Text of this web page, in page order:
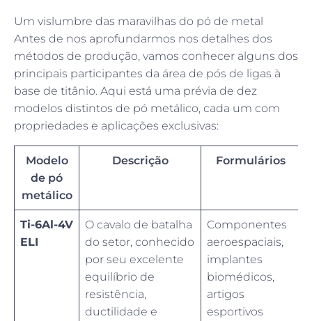
Um vislumbre das maravilhas do pó de metal
Antes de nos aprofundarmos nos detalhes dos
métodos de produção, vamos conhecer alguns dos
principais participantes da área de pós de ligas à
base de titânio. Aqui está uma prévia de dez
modelos distintos de pó metálico, cada um com
propriedades e aplicações exclusivas:
Modelo
de pó
metálico
Descrição Formulários
Ti-6Al-4V
ELI
O cavalo de batalha
do setor, conhecido
por seu excelente
equilíbrio de
resistência,
ductilidade e
Componentes
aeroespaciais,
implantes
biomédicos,
artigos
esportivos